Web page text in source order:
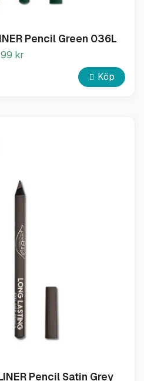
Pencil Green 036L
99 kr
Köp
Pencil Satin Grey